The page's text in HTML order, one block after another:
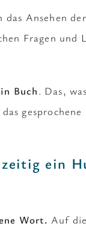
das Ansehen
Fragen und
Buch. Das,
ein
Wort. Auf